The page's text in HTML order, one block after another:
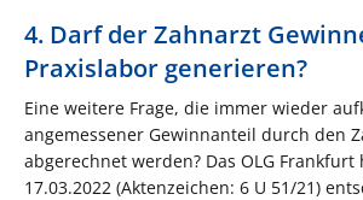
4. Darf der Zahnarzt
Praxislabor generieren?
Eine weitere Frage, die immer wieder
angemessener Gewinnanteil durch den
abgerechnet werden? Das OLG
17.03.2022 (Aktenzeichen: 6 U 51/21)